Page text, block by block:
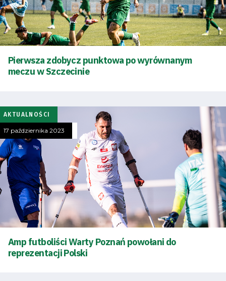
Tryb
oszczędności
energii
SEARCH
Klub
Tabela
terminarz
Bilety
Kontakt
Pierwsza zdobycz punktowa po wyrównanym
meczu w Szczecinie
AKTUALNOŚCI
17 października 2023
Amp futboliści Warty Poznań powołani do
reprezentacji Polski